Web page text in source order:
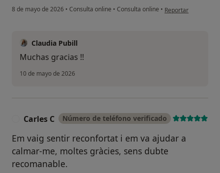
8 de mayo de 2026 • Consulta online • Consulta online • en opinión del
Reportar
Claudia Pubill
Muchas gracias !!
10 de mayo de 2026
Carles C Número de teléfono verificado
Em vaig sentir reconfortat i em va ajudar a
calmar-me, moltes gràcies, sens dubte
recomanable.